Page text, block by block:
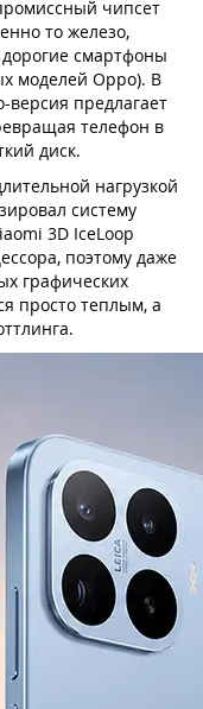
чипсет
то железо,
смартфоны
моделей Oppo). В
предлагает
телефон в
диск.
нагрузкой
систему
3D IceLoop
поэтому даже
графических
просто теплым, а